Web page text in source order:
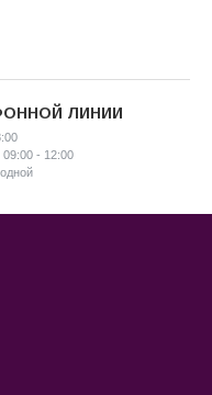
ЛИНИИ
09:00 - 12:00